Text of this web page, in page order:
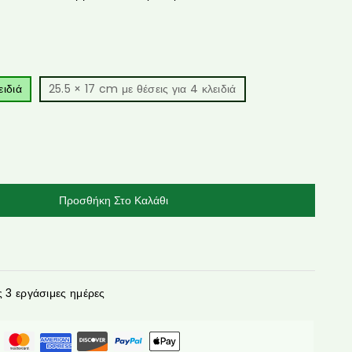
25.5 × 17 cm με θέσεις για 4 κλειδιά
Προσθήκη Στο Καλάθι
εργάσιμες ημέρες